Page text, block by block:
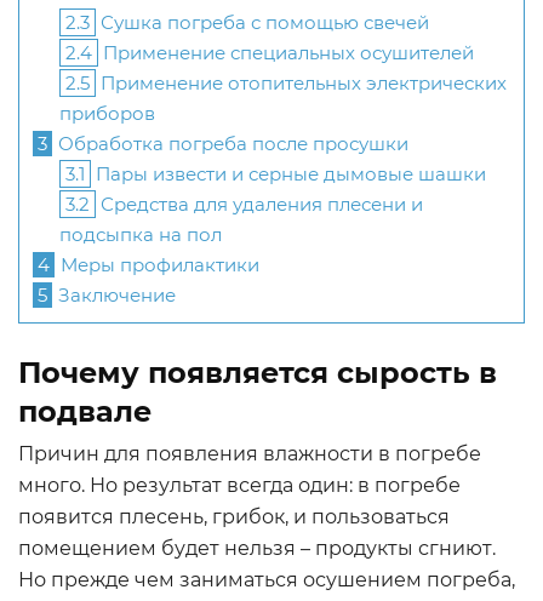
2.3 Сушка погреба с помощью свечей
2.4 Применение специальных осушителей
2.5 Применение отопительных электрических
приборов
3 Обработка погреба после просушки
3.1 Пары извести и серные дымовые шашки
3.2 Средства для удаления плесени и
подсыпка на пол
4 Меры профилактики
5 Заключение
Почему появляется сырость в
подвале
Причин для появления влажности в погребе
много. Но результат всегда один: в погребе
появится плесень, грибок, и пользоваться
помещением будет нельзя – продукты сгниют.
Но прежде чем заниматься осушением погреба,